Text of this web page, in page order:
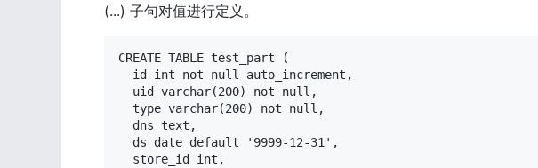
(...) 子句对值进行定义。
CREATE TABLE test_part (
id int not null auto_increment,
uid varchar(200) not null,
type varchar(200) not null,
dns text,
ds date default '9999-12-31',
store_id int,